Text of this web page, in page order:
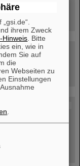
ihrem Zweck
Hinweis . Bitte
ein, wie in
Sie auf
die
Webseiten zu
Einstellungen